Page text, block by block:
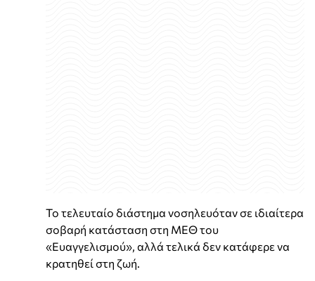
Το τελευταίο διάστημα νοσηλευόταν σε ιδιαίτερα
σοβαρή κατάσταση στη ΜΕΘ του
«Ευαγγελισμού», αλλά τελικά δεν κατάφερε να
κρατηθεί στη ζωή.